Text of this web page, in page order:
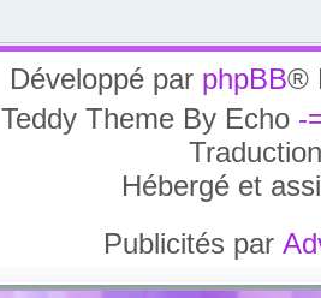
Développé par phpBB®
Teddy Theme By Echo -
Hébergé et
Publicités par